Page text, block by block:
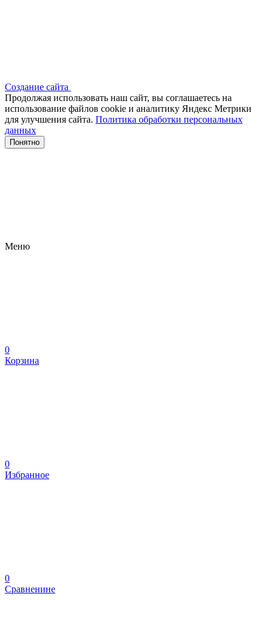
Создание сайта
Продолжая использовать наш сайт, вы соглашаетесь на
использование файлов сооkіе и аналитику Яндекс Метрики
для улучшения сайта. Политика обработки персональных
данных
Понятно
Меню
0
Корзина
0
Избранное
0
Сравненине